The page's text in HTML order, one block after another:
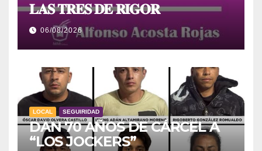
𝐋𝐀𝐒 𝐓𝐑𝐄𝐒 𝐃𝐄 𝐑𝐈𝐆𝐎𝐑
06/08/2026
LOCAL SEGUIRIDAD
DAN 70 AÑOS DE CÁRCEL A
“LOS JOCKERS”